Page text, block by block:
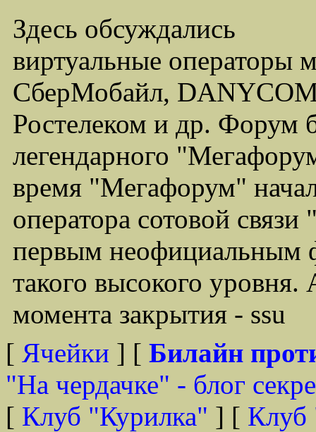
Здесь обсуждались
виртуальные операторы
СберМобайл,
Ростелеком и др. Форум
легендарного
время "Мегафорум"
оператора сотовой
первым неофициальным
такого высокого
момента закрытия - ssu
[ Ячейки ] [ Билайн
"На чердачке" - блог
[ Клуб "Курилка" ] [ Клуб